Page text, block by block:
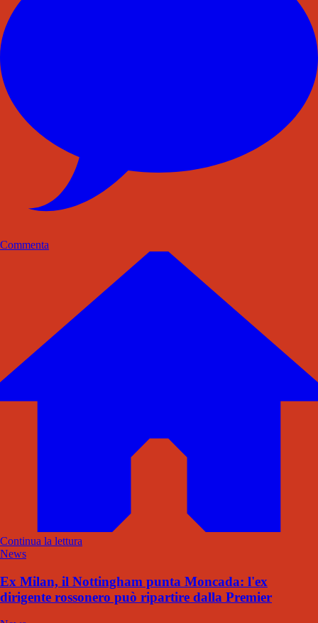
Commenta
Continua la lettura
News
Ex Milan, il Nottingham punta Moncada: l'ex
dirigente rossonero può ripartire dalla Premier